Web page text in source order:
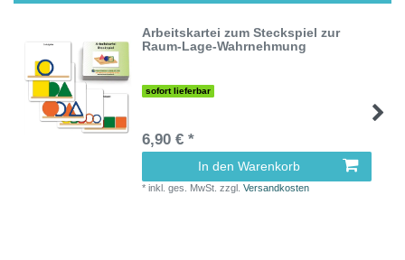
Arbeitskartei zum Steckspiel zur
Raum-Lage-Wahrnehmung
sofort lieferbar
6,90 € *
In den Warenkorb
*inkl. ges. MwSt. zzgl.Versandkosten